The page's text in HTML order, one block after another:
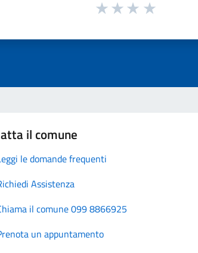
il comune
le domande frequenti
Assistenza
il comune 099 8866925
un appuntamento